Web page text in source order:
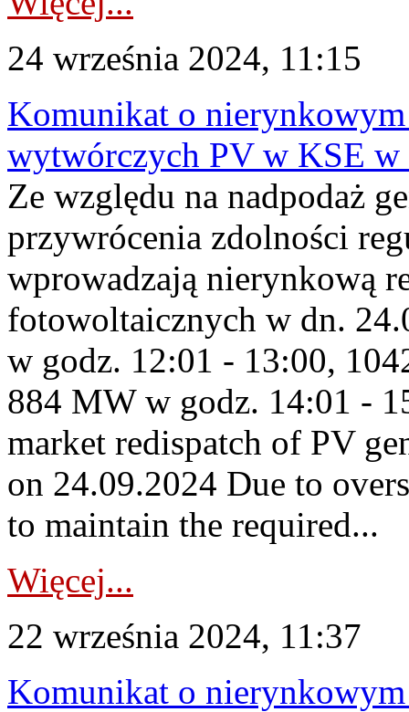
24 września 2024, 11:15
Komunikat o
wytwórczych PV w KSE w
Ze względu na nadpodaż
przywrócenia zdolności
wprowadzają nierynkową
fotowoltaicznych w dn.
w godz. 12:01 - 13:00,
884 MW w godz. 14:01 -
market redispatch of PV
on 24.09.2024 Due to
to maintain the required...
Więcej...
22 września 2024, 11:37
Komunikat o